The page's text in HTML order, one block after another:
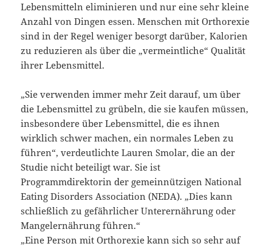
Lebensmitteln eliminieren und nur eine sehr kleine
Anzahl von Dingen essen. Menschen mit Orthorexie
sind in der Regel weniger besorgt darüber, Kalorien
zu reduzieren als über die „vermeintliche“ Qualität
ihrer Lebensmittel.
„Sie verwenden immer mehr Zeit darauf, um über
die Lebensmittel zu grübeln, die sie kaufen müssen,
insbesondere über Lebensmittel, die es ihnen
wirklich schwer machen, ein normales Leben zu
führen“, verdeutlichte Lauren Smolar, die an der
Studie nicht beteiligt war. Sie ist
Programmdirektorin der gemeinnützigen National
Eating Disorders Association (NEDA). „Dies kann
schließlich zu gefährlicher Unterernährung oder
Mangelernährung führen.“
„Eine Person mit Orthorexie kann sich so sehr auf